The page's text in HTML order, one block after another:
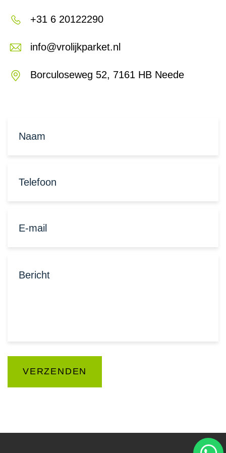
+31 6 20122290
info@vrolijkparket.nl
Borculoseweg 52, 7161 HB Neede
(Vereist)
(Vereist)
mailadres